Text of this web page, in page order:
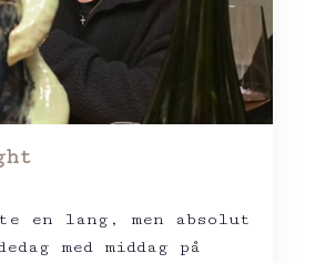
en lang, men absolut
med middag på